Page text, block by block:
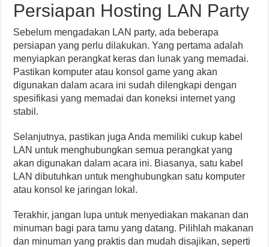
Persiapan Hosting LAN Party
Sebelum mengadakan LAN party, ada beberapa
persiapan yang perlu dilakukan. Yang pertama adalah
menyiapkan perangkat keras dan lunak yang memadai.
Pastikan komputer atau konsol game yang akan
digunakan dalam acara ini sudah dilengkapi dengan
spesifikasi yang memadai dan koneksi internet yang
stabil.
Selanjutnya, pastikan juga Anda memiliki cukup kabel
LAN untuk menghubungkan semua perangkat yang
akan digunakan dalam acara ini. Biasanya, satu kabel
LAN dibutuhkan untuk menghubungkan satu komputer
atau konsol ke jaringan lokal.
Terakhir, jangan lupa untuk menyediakan makanan dan
minuman bagi para tamu yang datang. Pilihlah makanan
dan minuman yang praktis dan mudah disajikan, seperti